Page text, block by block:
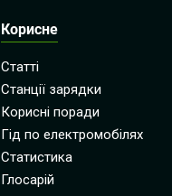
Корисне
Статті
Станції зарядки
Корисні поради
Гід по електромобілях
Статистика
Глосарій